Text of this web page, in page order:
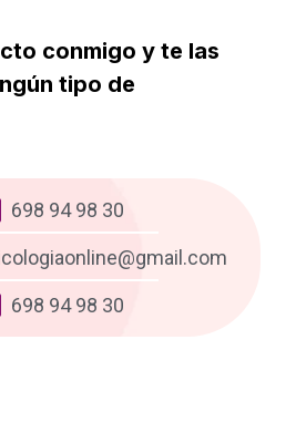
conmigo y te las
tipo de
698 94 98 30
698 94 98 30